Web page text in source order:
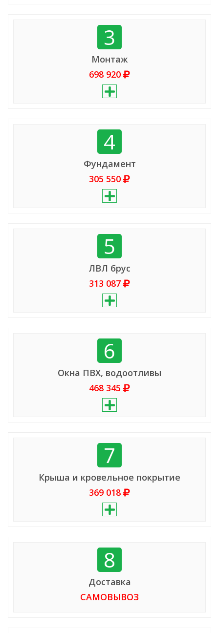
3
Монтаж
698 920
4
Фундамент
305 550
5
ЛВЛ брус
313 087
6
Окна ПВХ, водоотливы
468 345
7
Крыша и кровельное покрытие
369 018
8
Доставка
САМОВЫВОЗ